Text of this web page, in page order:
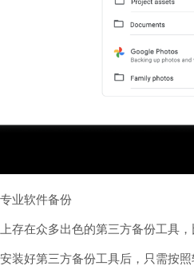
业软件备份
存在众多出色的第三方备份工具
装好第三方备份工具后，只需按